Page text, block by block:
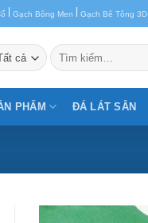
| Gạch Bông Men | Gạch Bê Tông 3D
Tìm
kiếm:
PHẨM ĐÁ LÁT SÂN